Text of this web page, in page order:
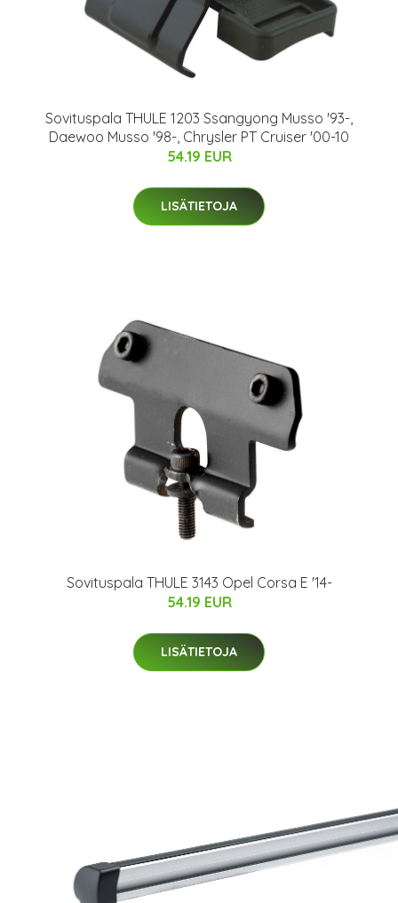
Sovituspala THULE 1203 Ssangyong Musso '93-,
Daewoo Musso '98-, Chrysler PT Cruiser '00-10
54.19 EUR
LISÄTIETOJA
Sovituspala THULE 3143 Opel Corsa E '14-
54.19 EUR
LISÄTIETOJA